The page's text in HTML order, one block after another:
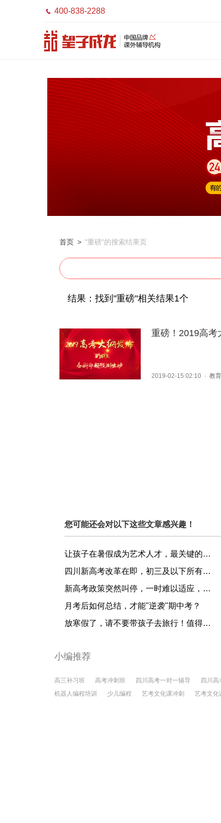
 400-838-2288
首页 > "重磅"的搜索结果页
结果：找到"重磅"相关结果1个
重磅！2019高考
2019-02-15 02:10 · 教
您可能还会对以下这些文章感兴趣！
让孩子在暑假成为艺术人才，最关键的一步在这里......测试
四川新高考改革在即，初三及以下所有年级都将遭受这一改变！
新高考政策突然叫停，一时难以适应，这4大原因有些措手不及
月考后如何总结，才能"逆袭"期中考？
放寒假了，请不要带孩子去旅行！值得万千父母反思的好文！
小编推荐
高三补习班 高考冲刺班 四川高考一对一辅导 四川高
机器人编程培训
少儿编程 艺考文化课冲刺 艺考文化